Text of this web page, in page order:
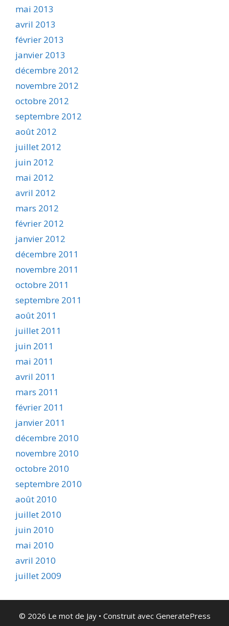
mai 2013
avril 2013
février 2013
janvier 2013
décembre 2012
novembre 2012
octobre 2012
septembre 2012
août 2012
juillet 2012
juin 2012
mai 2012
avril 2012
mars 2012
février 2012
janvier 2012
décembre 2011
novembre 2011
octobre 2011
septembre 2011
août 2011
juillet 2011
juin 2011
mai 2011
avril 2011
mars 2011
février 2011
janvier 2011
décembre 2010
novembre 2010
octobre 2010
septembre 2010
août 2010
juillet 2010
juin 2010
mai 2010
avril 2010
juillet 2009
© 2026 Le mot de Jay• Construit avec GeneratePress